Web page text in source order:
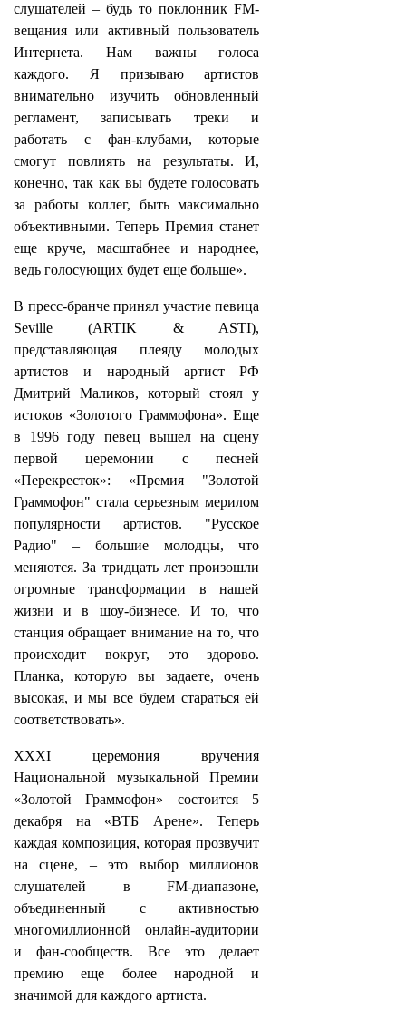
слушателей – будь то поклонник FM-
вещания или активный пользователь
Интернета. Нам важны голоса
каждого. Я призываю артистов
внимательно изучить обновленный
регламент, записывать треки и
работать с фан-клубами, которые
смогут повлиять на результаты. И,
конечно, так как вы будете голосовать
за работы коллег, быть максимально
объективными. Теперь Премия станет
еще круче, масштабнее и народнее,
ведь голосующих будет еще больше».
В пресс-бранче принял участие певица
Seville (ARTIK & ASTI),
представляющая плеяду молодых
артистов и народный артист РФ
Дмитрий Маликов, который стоял у
истоков «Золотого Граммофона». Еще
в 1996 году певец вышел на сцену
первой церемонии с песней
«Перекресток»: «Премия "Золотой
Граммофон" стала серьезным мерилом
популярности артистов. "Русское
Радио" – большие молодцы, что
меняются. За тридцать лет произошли
огромные трансформации в нашей
жизни и в шоу-бизнесе. И то, что
станция обращает внимание на то, что
происходит вокруг, это здорово.
Планка, которую вы задаете, очень
высокая, и мы все будем стараться ей
соответствовать».
XXXI церемония вручения
Национальной музыкальной Премии
«Золотой Граммофон» состоится 5
декабря на «ВТБ Арене». Теперь
каждая композиция, которая прозвучит
на сцене, – это выбор миллионов
слушателей в FM-диапазоне,
объединенный с активностью
многомиллионной онлайн-аудитории
и фан-сообществ. Все это делает
премию еще более народной и
значимой для каждого артиста.